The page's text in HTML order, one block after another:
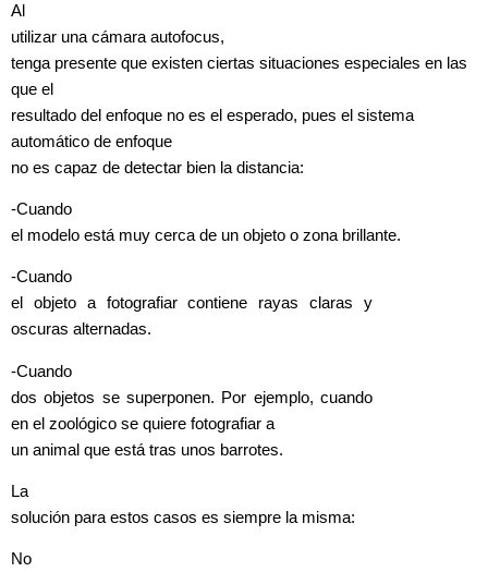
Al
utilizar una cámara autofocus,
tenga presente que existen ciertas situaciones especiales en las
que el
resultado del enfoque no es el esperado, pues el sistema
automático de enfoque
no es capaz de detectar bien la distancia:
-Cuando
el modelo está muy cerca de un objeto o zona brillante.
-Cuando
el objeto a fotografiar contiene rayas claras y
oscuras alternadas.
-Cuando
dos objetos se superponen. Por ejemplo, cuando
en el zoológico se quiere fotografiar a
un animal que está tras unos barrotes.
La
solución para estos casos es siempre la misma:
No